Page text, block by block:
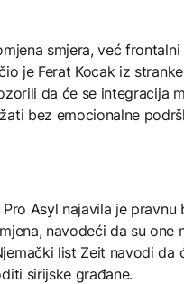
smjera, već frontalni
je Ferat Kocak iz
da će se integracija
bez emocionalne
Pro Asyl najavila je
navodeći da su one
list Zeit navodi da
sirijske građane.